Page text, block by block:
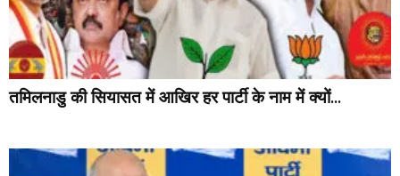
तमिलनाडु की सियासत में आखिर हर पार्टी के नाम में क्यों...